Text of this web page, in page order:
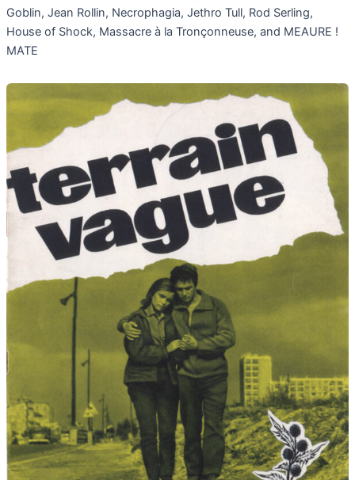
Goblin, Jean Rollin, Necrophagia, Jethro Tull, Rod Serling,
House of Shock, Massacre à la Tronçonneuse, and MEAURE !
MATE